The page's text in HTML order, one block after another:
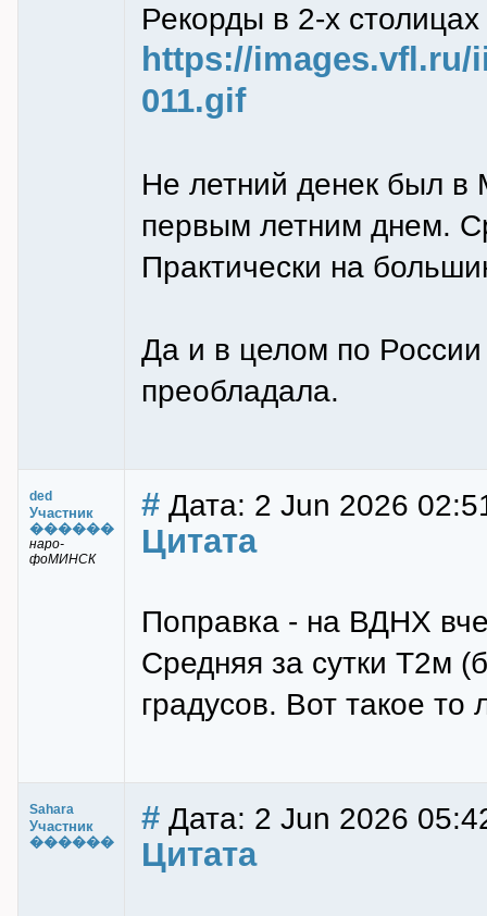
Рекорды в 2-х
https://images.vfl.ru/
011.gif
Не летний денек был
первым летним днем.
Практически на
Да и в целом по
преобладала.
ded
Участник
������
наро-
фоМИНСК
# Дата: 2 Jun 2026
Цитата
Поправка - на ВДНХ
Средняя за сутки Т2м
градусов. Вот такое то
Sahara
Участник
������
# Дата: 2 Jun 2026
Цитата